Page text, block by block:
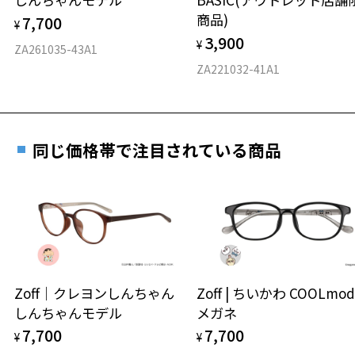
仕上がり寸法
D 仕上がりの横幅：約136mm
22.9g
※着脱式サングラス：デモレンズ、アタッチメント込みの重さ
タイプ
材質
視力の変化を早めに発見するために、定期的な視
力測定をおすすめいたします。
安心3 かかり具合調整無料
す。
実店舗で度付きにできます
ご購入時に「レンズ交換券」をお選びいただくと、実店舗で
度数を測定のうえ、度付きレンズ（標準セットレンズ）へ無
お近くのZoff実店舗にて度数を測定いただけます（無料）。
その際は記入用紙をダウンロードしてお使いください。
¥ 7,700
ZA261035-43A1
商品)
¥ 3,900
ZA221032-41A1
同じ価格帯で注目されている商品
Zoff｜クレヨンしんちゃん
しんちゃんモデル
¥ 7,700
Zoff | ちいかわ
メガネ
¥ 7,700